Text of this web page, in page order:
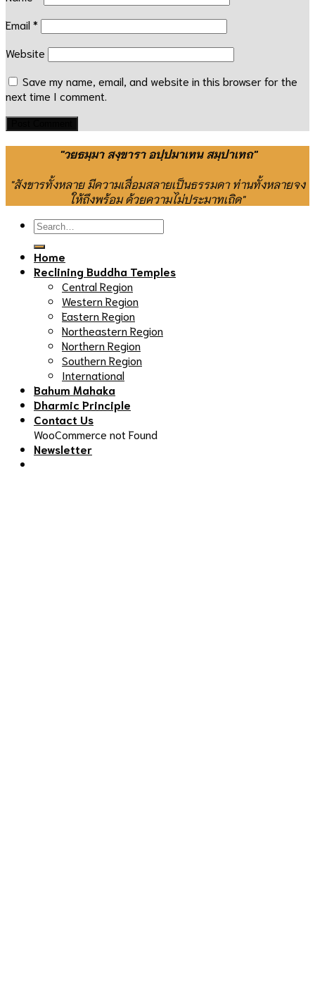
Email *
Website
Save my name, email, and website in this browser for the
next time I comment.
"วยธมฺมา สงฺขารา อปฺปมาเทน สมฺปาเทถ"
"สังขารทั้งหลาย มีความเสื่อมสลายเป็นธรรมดา ท่านทั้งหลายจง
ให้ถึงพร้อม ด้วยความไม่ประมาทเถิด"
Home
Reclining Buddha Temples
Central Region
Western Region
Eastern Region
Northeastern Region
Northern Region
Southern Region
International
Bahum Mahaka
Dharmic Principle
Contact Us
WooCommerce not Found
Newsletter